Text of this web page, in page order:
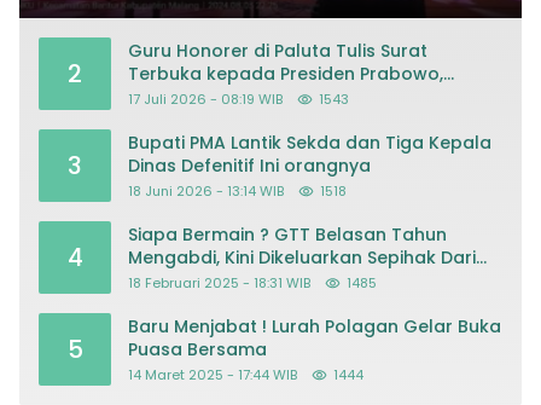
2
Guru Honorer di Paluta Tulis Surat
Terbuka kepada Presiden Prabowo,
Mohon Keadilan atas Dugaan
17 Juli 2026 - 08:19 WIB 1543
3
Bupati PMA Lantik Sekda dan Tiga Kepala
Dinas Defenitif Ini orangnya
18 Juni 2026 - 13:14 WIB 1518
4
Siapa Bermain ? GTT Belasan Tahun
Mengabdi, Kini Dikeluarkan Sepihak Dari
Dapodik
18 Februari 2025 - 18:31 WIB 1485
5
Baru Menjabat ! Lurah Polagan Gelar Buka
Puasa Bersama
14 Maret 2025 - 17:44 WIB 1444